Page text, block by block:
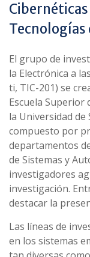
Tecnologías
El grupo de
la Electrónica a
ti, TIC-201) se
Escuela
la Universidad de
compuesto por
departamentos
de Sistemas y
investigadores
investigación.
destacar la
Las líneas de
en los sistemas